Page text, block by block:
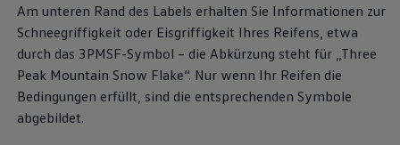
Am unteren Rand des Labels erhalten Sie Informationen zur
Schneegriffigkeit oder Eisgriffigkeit Ihres Reifens, etwa
durch das 3PMSF-Symbol – die Abkürzung steht für „Three
Peak Mountain Snow Flake“. Nur wenn Ihr Reifen die
Bedingungen erfüllt, sind die entsprechenden Symbole
abgebildet.